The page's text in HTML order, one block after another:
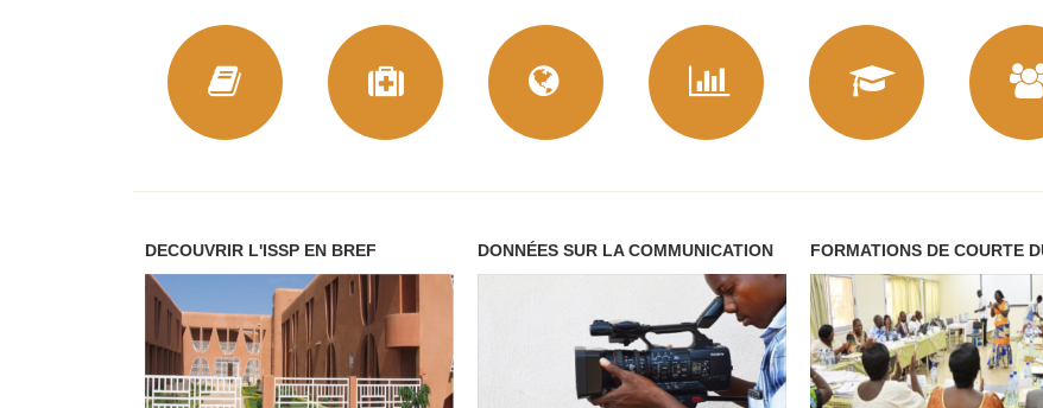
DECOUVRIR L'ISSP EN BREF DONNÉES SUR LA COMMUNICATION FORMATIONS DE COURTE